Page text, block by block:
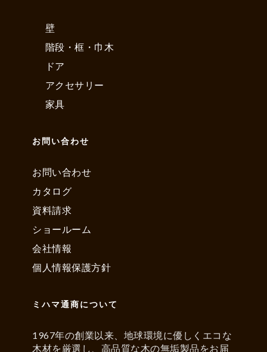
壁
階段・框・巾木
ドア
アクセサリー
家具
お問い合わせ
お問い合わせ
カタログ
資料請求
ショールーム
会社情報
個人情報保護方針
ミハマ通商について
1967年の創業以来、地球環境に優しくエコな
木材を厳選し、高品質な木の無垢製品をお届